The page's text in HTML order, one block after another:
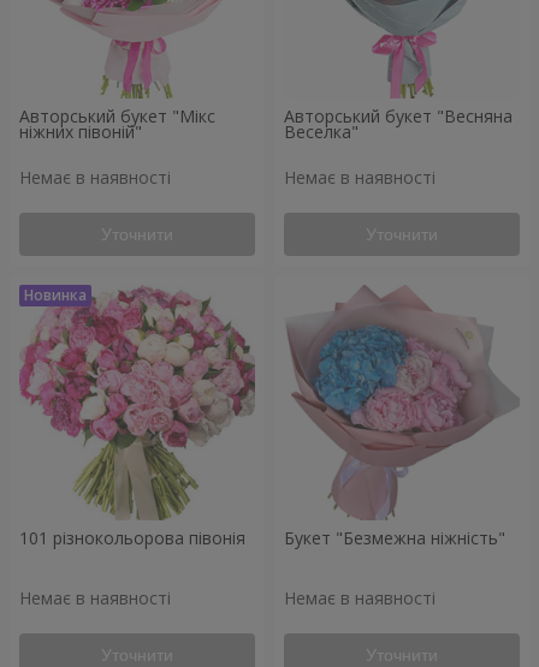
Авторський букет "Мікс
ніжних півоній"
Немає в наявності
Уточнити
Авторський букет "Весняна
Веселка"
Немає в наявності
Уточнити
101 різнокольорова півонія
Немає в наявності
Уточнити
Букет "Безмежна ніжність"
Немає в наявності
Уточнити